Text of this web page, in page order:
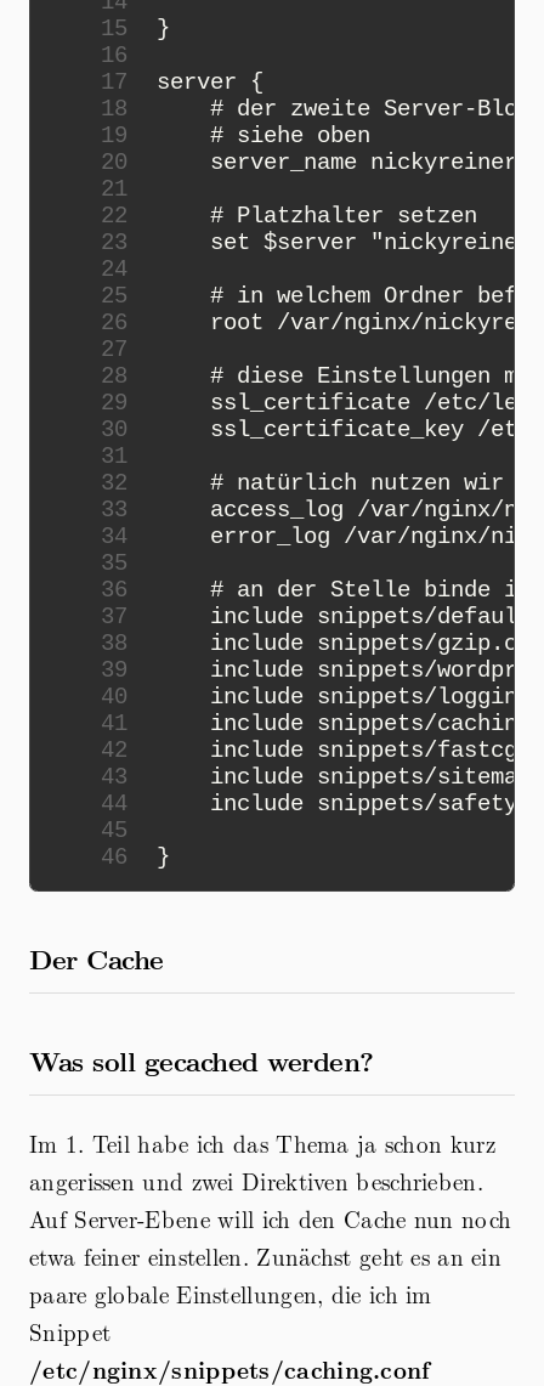
15
}
16
17
server
{
18
# der zweite Server-
19
# siehe oben
20
server_name nickyreinert
21
22
# Platzhalter setzen
23
set $server
24
25
# in welchem Ordner
26
root /var/nginx/
27
28
# diese Einstellungen
29
ssl_certificate /etc/
30
ssl_certificate_key /etc
31
32
# natürlich nutzen wir
33
access_log /var/nginx/
34
error_log /var/nginx/
35
36
# an der Stelle binde
37
include snippets/
38
include snippets/gzip .
39
include snippets/
40
include snippets/logging
41
include snippets/caching
42
include snippets/fastcgi
43
include snippets/sitemap
44
include snippets/safety
45
46
}
Der Cache
Was soll gecached werden?
Im 1. Teil habe ich das Thema ja schon kurz
angerissen und zwei Direktiven beschrieben.
Auf Server-Ebene will ich den Cache nun noch
etwa feiner einstellen. Zunächst geht es an ein
paare globale Einstellungen, die ich im
Snippet
/etc/nginx/snippets/caching.conf